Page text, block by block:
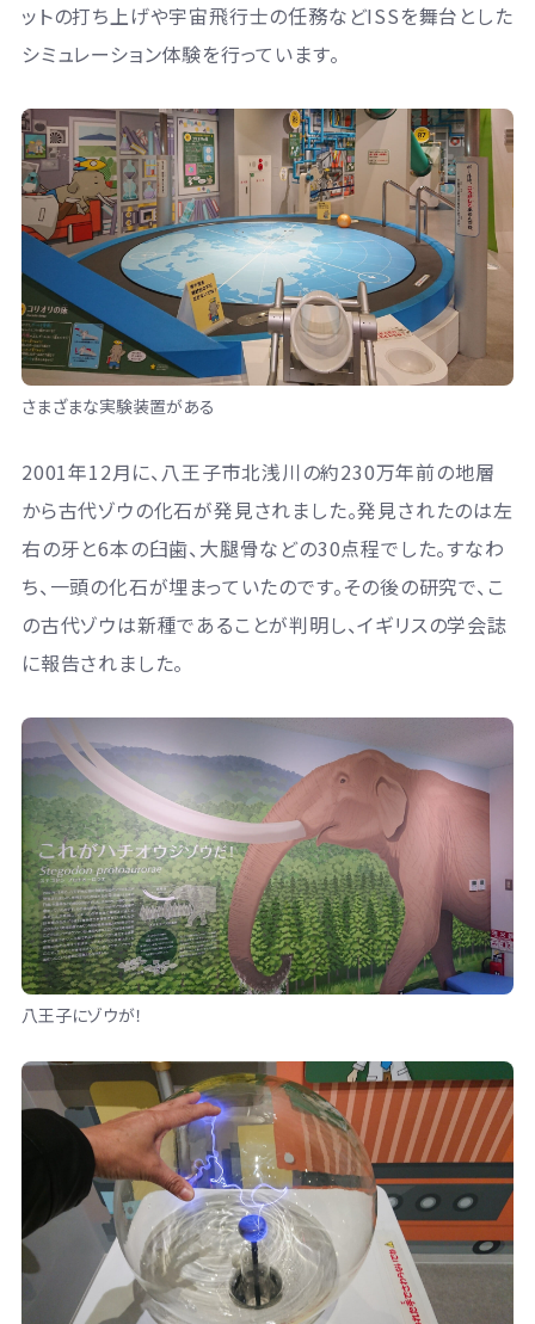
ットの打ち上げや宇宙飛行士の任務などISSを舞台とした
シミュレーション体験を行っています。
さまざまな実験装置がある
2001年12月に、八王子市北浅川の約230万年前の地層
から古代ゾウの化石が発見されました。発見されたのは左
右の牙と6本の臼歯、大腿骨などの30点程でした。すなわ
ち、一頭の化石が埋まっていたのです。その後の研究で、こ
の古代ゾウは新種であることが判明し、イギリスの学会誌
に報告されました。
八王子にゾウが！